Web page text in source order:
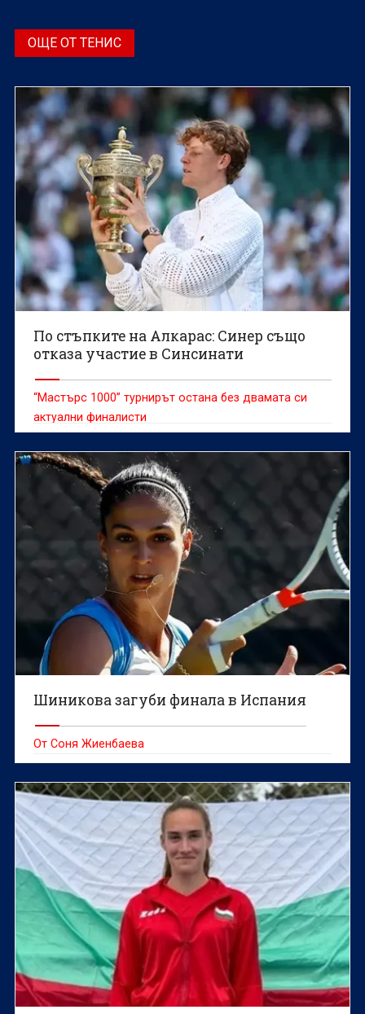
ОЩЕ ОТ ТЕНИС
По стъпките на Алкарас: Синер също
отказа участие в Синсинати
“Мастърс 1000” турнирът остана без двамата си
актуални финалисти
Шиникова загуби финала в Испания
От Соня Жиенбаева